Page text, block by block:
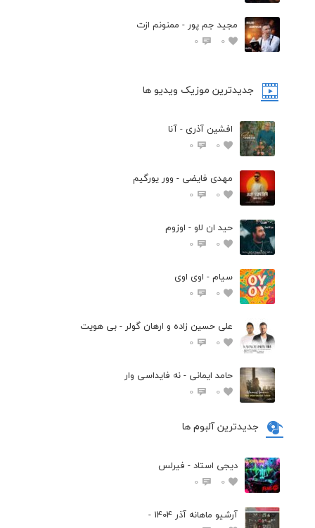
مجید جم پور - ممنونم ازت
0
0
جدیدترین موزیک ویدیو ها
افشین آذری - آنا
0
0
مهدی فایضی - وور یورگیم
0
0
حید ان لاو - اوزوم
0
0
سیام - اوی اوی
0
0
علی حسین زاده و ارهان گولر - بی هویت
0
0
حامد ایمانی - نه فایداسی وار
0
0
جدیدترین آلبوم ها
دیجی استاد - فیرلس
0
0
آرشیو ماهانه آذر 1404 -